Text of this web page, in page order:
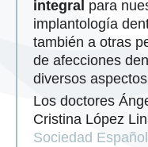
integral para
implantología
también a otras
de afecciones
diversos
Los doctores
Cristina López
Sociedad